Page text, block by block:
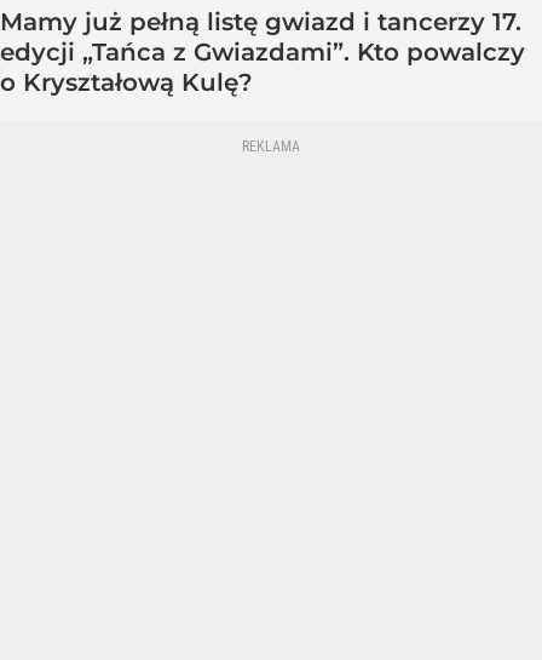
Mamy już pełną listę gwiazd i tancerzy 17.
edycji „Tańca z Gwiazdami”. Kto powalczy
o Kryształową Kulę?